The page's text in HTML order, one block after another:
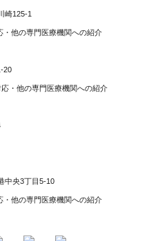
崎125-1
・他の専門医療機関への紹介
20
・他の専門医療機関への紹介
中央3丁目5-10
・他の専門医療機関への紹介